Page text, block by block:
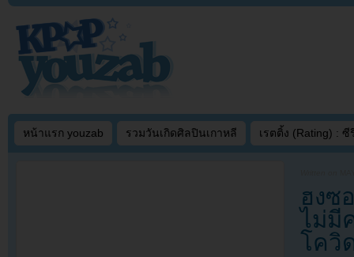
หน้าแรก youzab รวมวันเกิดศิลปินเกาหลี เรตติ้ง (Rating) : ซี
ฮงซ
ไม่มี
โควิ